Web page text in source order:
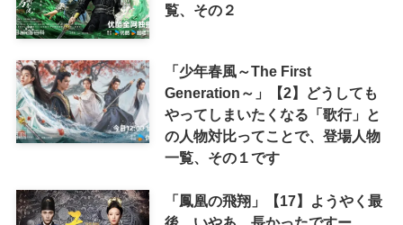
覧、その２
「少年春風～The First
Generation～」【2】どうしても
やってしまいたくなる「歌行」と
の人物対比ってことで、登場人物
一覧、その１です
「鳳凰の飛翔」【17】ようやく最